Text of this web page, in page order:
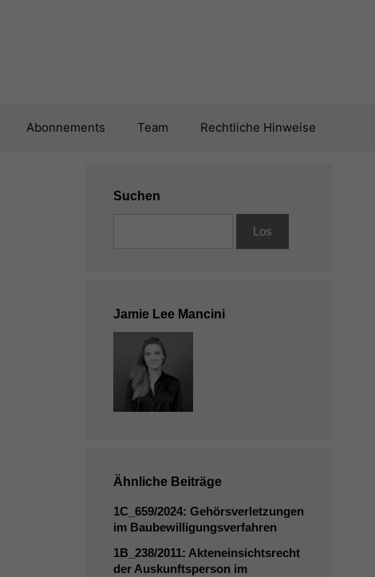
Abonnements Team Rechtliche Hinweise
Suchen
Jamie Lee Mancini
Ähnliche Beiträge
1C_659/2024: Gehörsverletzungen
im Baubewilligungsverfahren
1B_238/2011: Akteneinsichtsrecht
der Auskunftsperson im